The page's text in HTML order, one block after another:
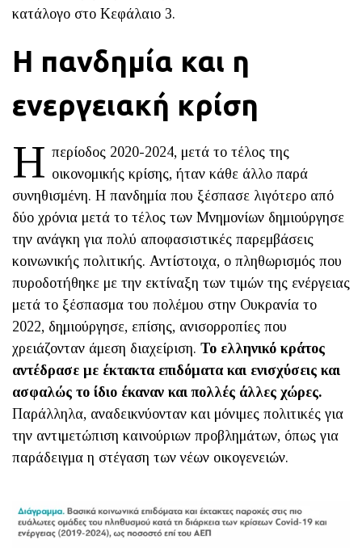
κατάλογο στο Κεφάλαιο 3.
Η πανδημία και η
ενεργειακή κρίση
Η περίοδος 2020-2024, μετά το τέλος της
οικονομικής κρίσης, ήταν κάθε άλλο παρά
συνηθισμένη. Η πανδημία που ξέσπασε λιγότερο από
δύο χρόνια μετά το τέλος των Μνημονίων δημιούργησε
την ανάγκη για πολύ αποφασιστικές παρεμβάσεις
κοινωνικής πολιτικής. Αντίστοιχα, ο πληθωρισμός που
πυροδοτήθηκε με την εκτίναξη των τιμών της ενέργειας
μετά το ξέσπασμα του πολέμου στην Ουκρανία το
2022, δημιούργησε, επίσης, ανισορροπίες που
χρειάζονταν άμεση διαχείριση. Το ελληνικό κράτος
αντέδρασε με έκτακτα επιδόματα και ενισχύσεις και
ασφαλώς το ίδιο έκαναν και πολλές άλλες χώρες.
Παράλληλα, αναδεικνύονταν και μόνιμες πολιτικές για
την αντιμετώπιση καινούριων προβλημάτων, όπως για
παράδειγμα η στέγαση των νέων οικογενειών.